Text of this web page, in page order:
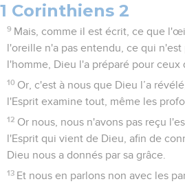
1 Corinthiens 2
9 Mais, comme il est écrit, ce que
l'oreille n'a pas entendu, ce qui
l'homme, Dieu l'a préparé pour ceux
10 Or, c'est à nous que Dieu l’a
l'Esprit examine tout, même les
12 Or nous, nous n'avons pas reçu
l'Esprit qui vient de Dieu, afin de
Dieu nous a donnés par sa grâce.
13 Et nous en parlons non avec les